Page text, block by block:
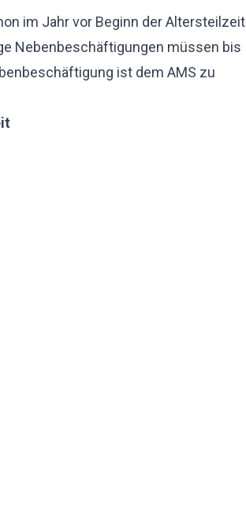
im Jahr vor Beginn der Altersteilzeit
Nebenbeschäftigungen müssen bis
ist dem AMS zu